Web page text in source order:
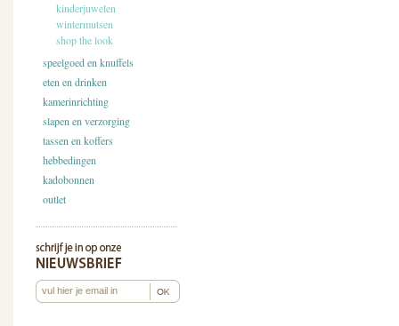
kinderjuwelen
wintermutsen
shop the look
speelgoed en knuffels
eten en drinken
kamerinrichting
slapen en verzorging
tassen en koffers
hebbedingen
kadobonnen
outlet